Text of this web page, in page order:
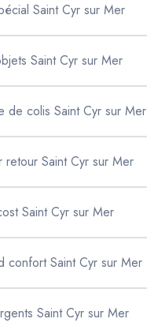
Saint Cyr sur Mer
Saint Cyr sur Mer
de colis Saint Cyr sur Mer
retour Saint Cyr sur Mer
Saint Cyr sur Mer
confort Saint Cyr sur Mer
Saint Cyr sur Mer